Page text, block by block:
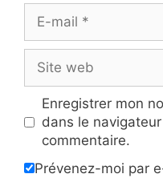
mail
web
Enregistrer mon
dans le
commentaire.
Prévenez-moi par